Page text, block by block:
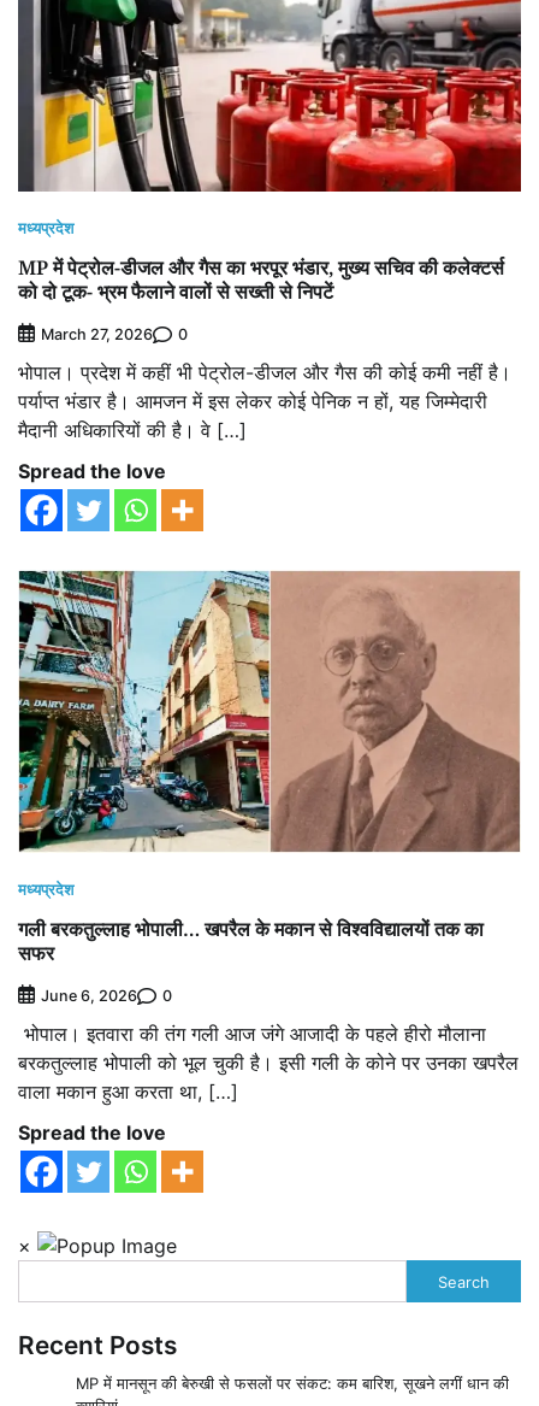
मध्यप्रदेश
MP में पेट्रोल-डीजल और गैस का भरपूर भंडार, मुख्य सचिव की कलेक्टर्स
को दो टूक- भ्रम फैलाने वालों से सख्ती से निपटें
March 27, 2026 0
भोपाल। प्रदेश में कहीं भी पेट्रोल-डीजल और गैस की कोई कमी नहीं है।
पर्याप्त भंडार है। आमजन में इस लेकर कोई पेनिक न हों, यह जिम्मेदारी
मैदानी अधिकारियों की है। वे […]
Spread the love
मध्यप्रदेश
गली बरकतुल्लाह भोपाली… खपरैल के मकान से विश्वविद्यालयों तक का
सफर
June 6, 2026 0
भोपाल। इतवारा की तंग गली आज जंगे आजादी के पहले हीरो मौलाना
बरकतुल्लाह भोपाली को भूल चुकी है। इसी गली के कोने पर उनका खपरैल
वाला मकान हुआ करता था, […]
Spread the love
×
Search
Recent Posts
MP में मानसून की बेरुखी से फसलों पर संकट: कम बारिश, सूखने लगीं धान की